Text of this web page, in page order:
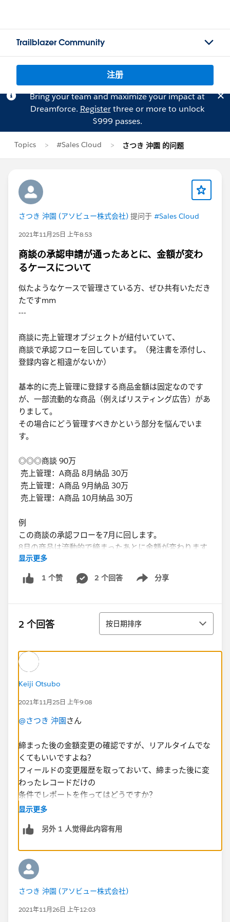
Trailblazer Community
注册
Bring your team and maximize your impact at
Dreamforce. Registerthree or more to unlock
$999 passes.
Topics #Sales Cloud さつき 沖園 的问题
さつき 沖園 (アソビュー株式会社) 提问于 #Sales Cloud
2021年11月25日 上午8:53
商談の承認申請が通ったあとに、金額が変わ
るケースについて
似たようなケースで管理さている方、ぜひ共有いただき
たですmm
---
商談に売上管理オブジェクトが紐付いていて、
商談で承認フローを回しています。（発注書を添付し、
登録内容と相違がないか）
基本的に売上管理に登録する商品金額は固定なのです
が、一部流動的な商品（例えばリスティング広告）があ
りまして。
その場合にどう管理すべきかという部分を悩んでいま
す。
◎◎◎商談 90万
売上管理：A商品 8月納品 30万
売上管理：A商品 9月納品 30万
売上管理：A商品 10月納品 30万
例
この商談の承認フローを7月に回します。
8月の商品は流動的で締まったあとに金額が変わります
（298,734円）
その場合に変わったあとの金額をチェックする人が誰も
いないのが現状でして、
売上ごとに商談をたてる（上記でいうと3商談）のも営
業の手間になるなと思い。
があれば、どんなふうに管理しているか教えて下さい。
よろしくお願いします
显示更多
1 个赞 2 个回答 分享
Show menu
2 个回答 排序
按日期排序
Keiji Otsubo
2021年11月25日 上午9:08
@さつき 沖園さん
締まった後の金額変更の確認ですが、リアルタイムでな
くてもいいですよね？
フィールドの変更履歴を取っておいて、締まった後に変
わったレコードだけの
条件でレポートを作ってはどうですか？
すことも可能です。
弊社では用途が違いますが 金額が大きい見積もりを作
ったら１日１回メールで
上長に飛ばすような処理をしています。
始めはプロセスビルダーで都度飛ばしてましたが、
通知が増えて面倒だったので レポートで１日１回の処
显示更多
另外 1 人觉得此内容有用
さつき 沖園 (アソビュー株式会社)
2021年11月26日 上午12:03